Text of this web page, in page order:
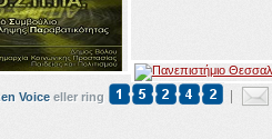
Voice eller ring